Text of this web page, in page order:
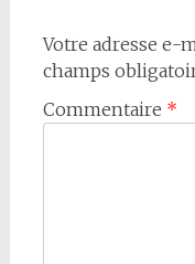
Votre adresse e-
champs
Commentaire *